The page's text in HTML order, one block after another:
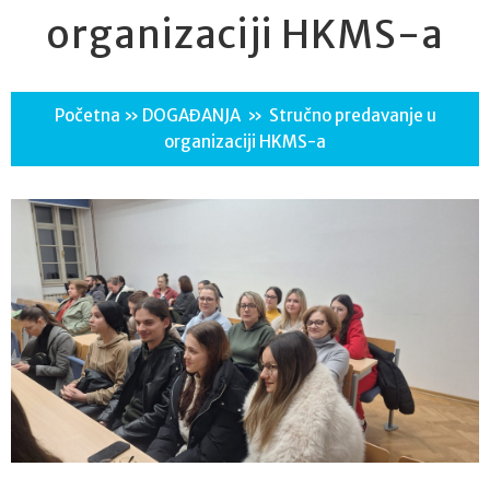
organizaciji HKMS-a
Početna » DOGAĐANJA » Stručno predavanje u
organizaciji HKMS-a